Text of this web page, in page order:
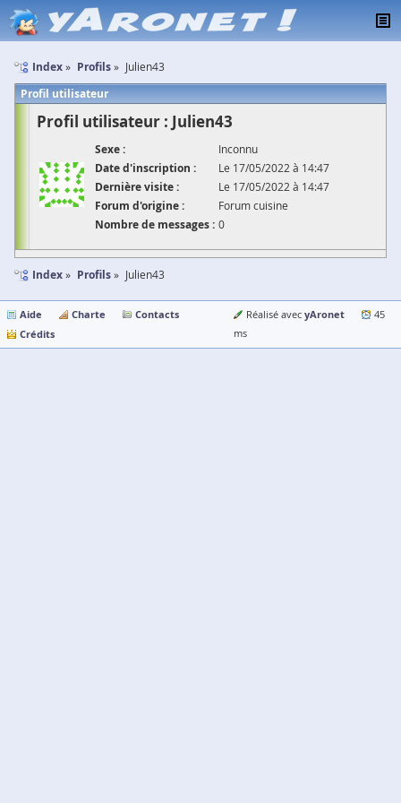
Index Profils Julien43
Profil utilisateur
Profil utilisateur : Julien43
Sexe : Inconnu
Date d'inscription : Le 17/05/2022 à 14:47
Dernière visite : Le 17/05/2022 à 14:47
Forum d'origine : Forum cuisine
Nombre de messages : 0
Index Profils Julien43
Aide Charte
Contacts
Crédits
Réalisé avec yAronet
45
ms